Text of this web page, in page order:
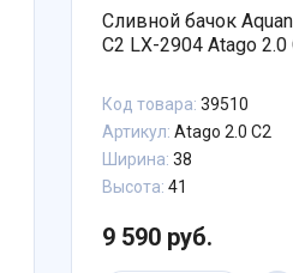
Сливной бачок
C2 LX-2904 Atago 2.0
Код товара: 39510
Артикул: Atago 2.0 C2
Ширина: 38
Высота: 41
9 590 руб.